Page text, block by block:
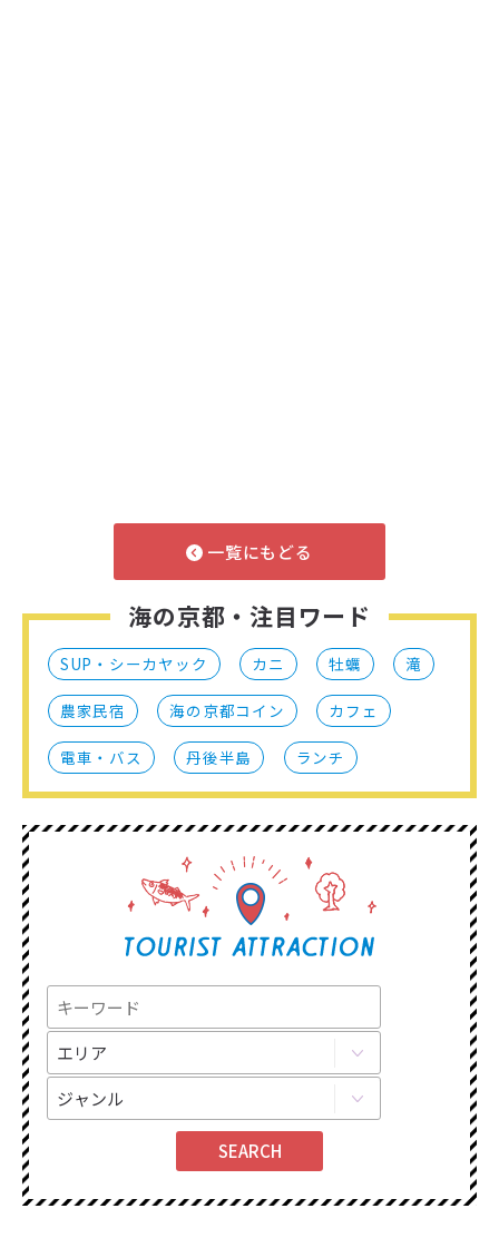
一覧にもどる
海の京都・注目ワード
SUP・シーカヤック カニ 牡蠣 滝
農家民宿 海の京都コイン カフェ
電車・バス 丹後半島 ランチ